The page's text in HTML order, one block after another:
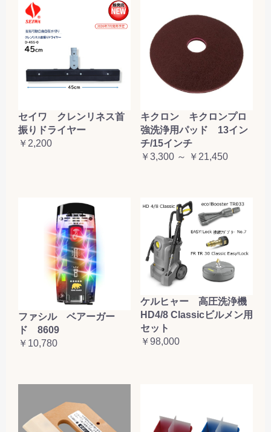
セイワ クレンリネス首
振りドライヤー
￥2,200
キクロン キクロンプロ
強洗浄用パッド 13イン
チ/15インチ
￥3,300 ～ ￥21,450
ファシル ベアーガー
ド 8609
￥10,780
ケルヒャー 高圧洗浄機
HD4/8 Classicビルメン用
セット
￥98,000